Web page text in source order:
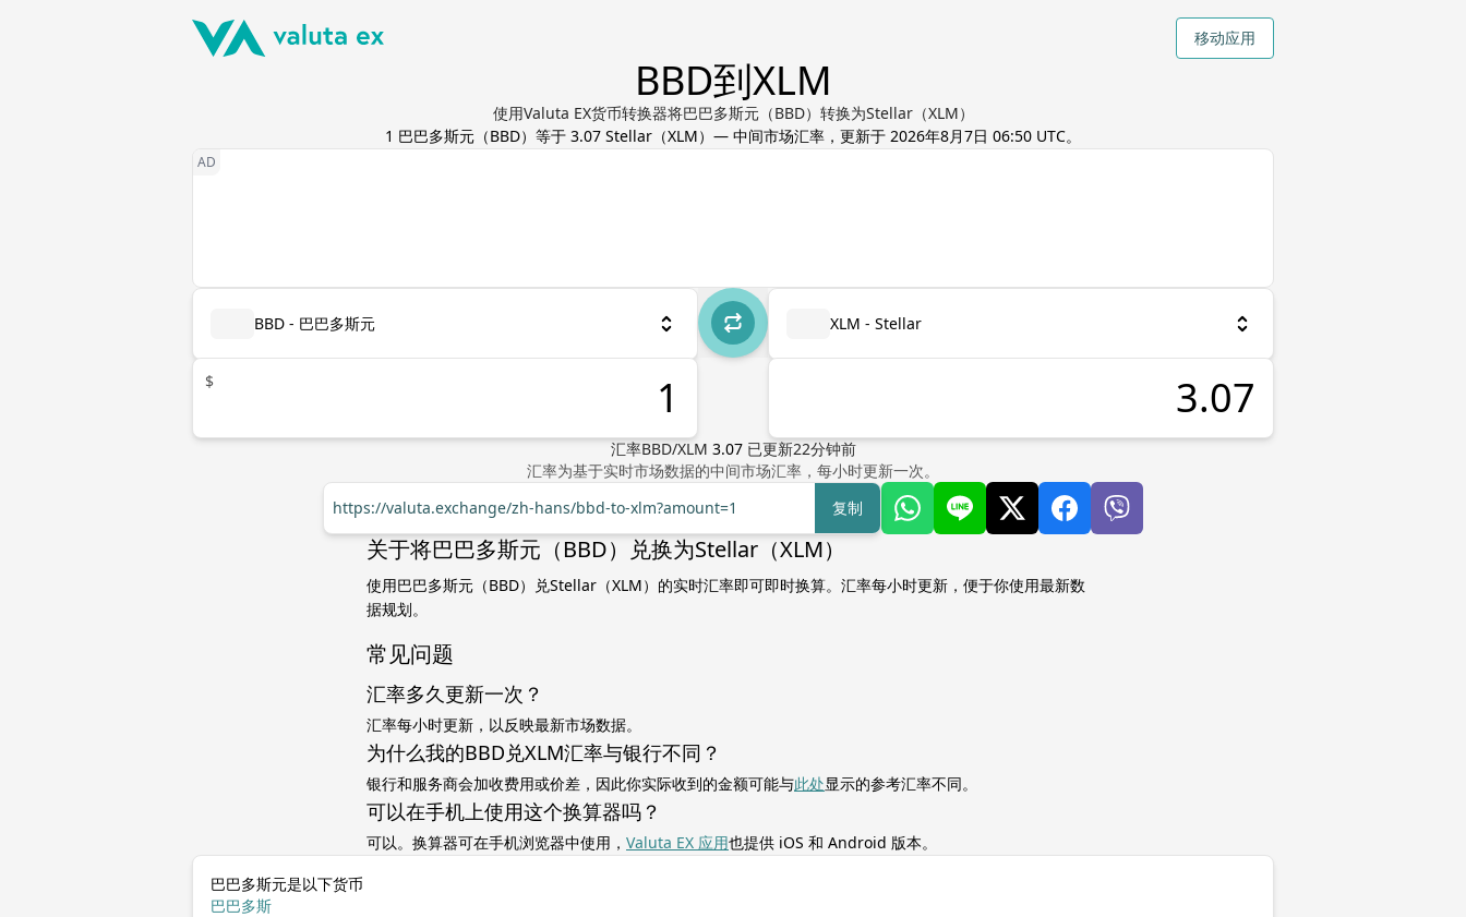
移动应用
BBD到XLM
使用Valuta EX货币转换器将巴巴多斯元（BBD）转换为Stellar（XLM）
1 巴巴多斯元 （BBD）等于 3.07 Stellar （XLM）— 中间市场汇率，更新于 2026年8月7日 06:50 UTC。
BBD - 巴巴多斯元
$
XLM - Stellar
汇率BBD/XLM 3.07 已更新22分钟前
汇率为基于实时市场数据的中间市场汇率，每小时更新一次。
https://valuta.exchange/zh-hans/bbd-to-xlm?amount=1
复制
关于将巴巴多斯元（BBD）兑换为Stellar（XLM）
使用巴巴多斯元（BBD）兑Stellar（XLM）的实时汇率即可即时换算。汇率每小时更新，便于你使用最新数
据规划。
常见问题
汇率多久更新一次？
汇率每小时更新，以反映最新市场数据。
为什么我的BBD兑XLM汇率与银行不同？
银行和服务商会加收费用或价差，因此你实际收到的金额可能与此处显示的参考汇率不同。
可以在手机上使用这个换算器吗？
可以。换算器可在手机浏览器中使用， Valuta EX 应用也提供 iOS 和 Android 版本。
巴巴多斯元是以下货币
巴巴多斯